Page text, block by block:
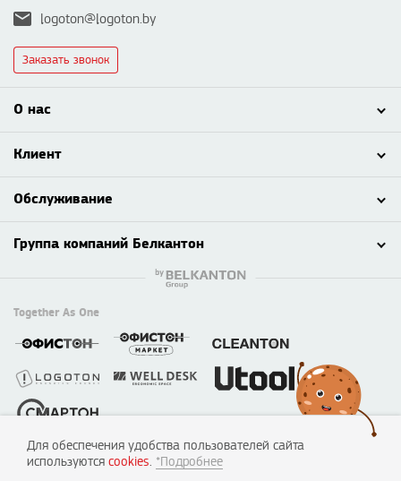
logoton@logoton.by
Заказать звонок
О нас
Клиент
Обслуживание
Группа компаний Белкантон
© 2003 - 2026 ООО «Смартон», Логотон™
220138, г. Минск, пер. Липковский, д. 22, каб. 50
Together As One
Для обеспечения удобства пользователей сайта
используются cookies. *Подробнее